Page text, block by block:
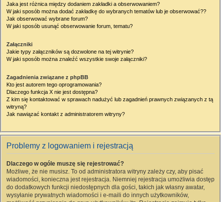
Jaka jest różnica między dodaniem zakładki a obserwowaniem?
W jaki sposób można dodać zakładkę do wybranych tematów lub je obserwować??
Jak obserwować wybrane forum?
W jaki sposób usunąć obserwowanie forum, tematu?
Załączniki
Jakie typy załączników są dozwolone na tej witrynie?
W jaki sposób można znaleźć wszystkie swoje załączniki?
Zagadnienia związane z phpBB
Kto jest autorem tego oprogramowania?
Dlaczego funkcja X nie jest dostępna?
Z kim się kontaktować w sprawach nadużyć lub zagadnień prawnych związanych z tą
witryną?
Jak nawiązać kontakt z administratorem witryny?
Problemy z logowaniem i rejestracją
Dlaczego w ogóle muszę się rejestrować?
Możliwe, że nie musisz. To od administratora witryny zależy czy, aby pisać
wiadomości, konieczna jest rejestracja. Niemniej rejestracja umożliwia dostęp
do dodatkowych funkcji niedostępnych dla gości, takich jak własny awatar,
wysyłanie prywatnych wiadomości i e-maili do innych użytkowników,